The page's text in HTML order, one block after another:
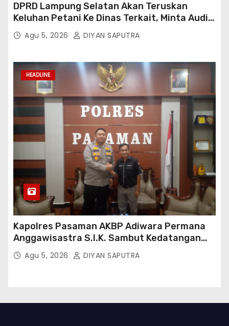
DPRD Lampung Selatan Akan Teruskan
Keluhan Petani Ke Dinas Terkait, Minta Audit
Penyaluran Pupuk Bersubsidi Di Desa Budi
Lestari
Agu 5, 2026 DIYAN SAPUTRA
HEADLINE
Kapolres Pasaman AKBP Adiwara Permana
Anggawisastra S.I.K. Sambut Kedatangan
Kepala Cakrawala Tv Sumatera Barat
Agu 5, 2026 DIYAN SAPUTRA